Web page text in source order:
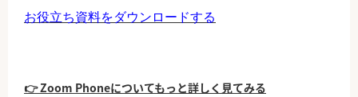
お役立ち資料をダウンロードする
👉 Zoom Phoneについてもっと詳しく見てみる